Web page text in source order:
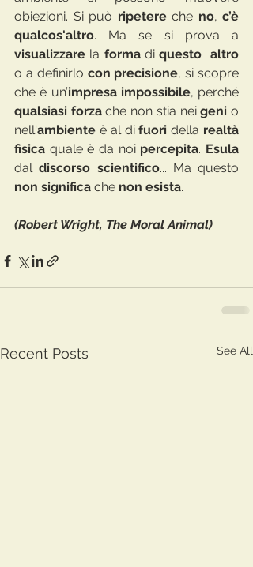
obiezioni. Si può ripetere che no, c’è
qualcos'altro
visualizzare la forma di
o a definirlo con precisione, si scopre
che è un’impresa impossibile
qualsiasi forza che non stia nei geni o
nell'ambiente è al di fuori della realtà
fisica quale è da noi percepita.
dal discorso scientifico
non significa che non esista.
(Robert Wright, The Moral Animal)
Recent Posts See All